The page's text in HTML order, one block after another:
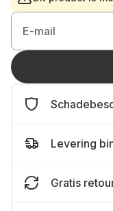
E-mail
Levering
Gratis